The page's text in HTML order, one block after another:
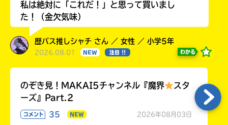
私は絶対に「これだ！」と思って買いまし
た！（金欠気味）
歴バス推しシャチ さん ／ 女性 ／ 小学5年
2026.08.01 NEW 注目 !! わかる
のぞき見！MAKAI5チャンネル『魔界
スタ
ーズ』Part.2
コメント 35 NEW 2026年08月03日